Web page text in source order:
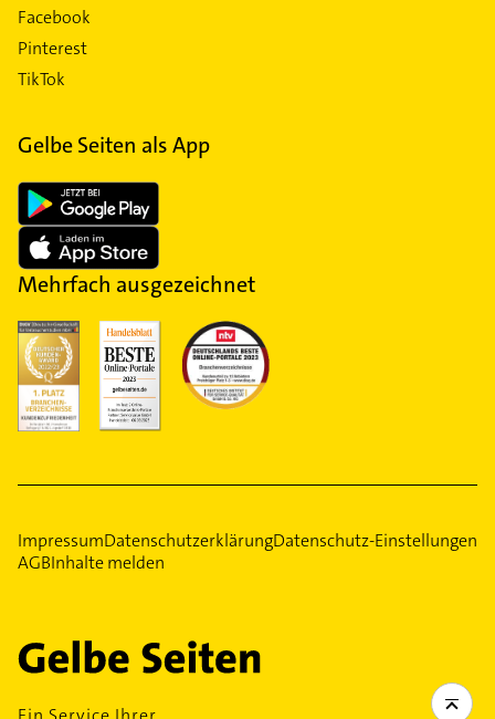
Facebook
Pinterest
TikTok
Gelbe Seiten als App
Mehrfach ausgezeichnet
ImpressumDatenschutzerklärungDatenschutz-Einstellungen
AGBInhalte melden